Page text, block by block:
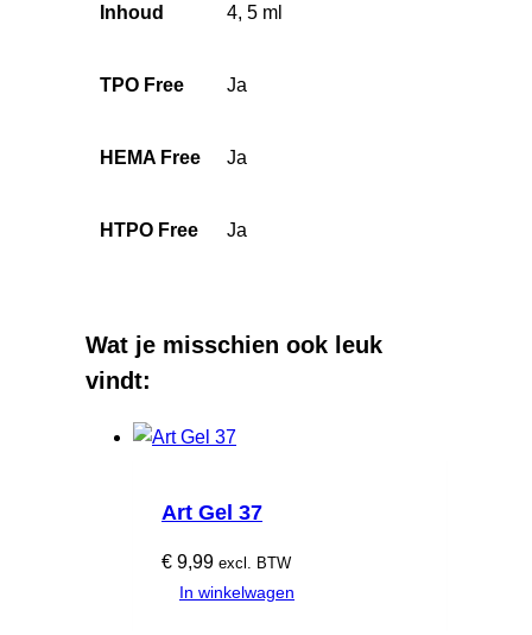
Inhoud 4, 5 ml
TPO Free Ja
HEMA Free Ja
HTPO Free Ja
Wat je misschien ook leuk
vindt:
Art Gel 37
€ 9,99 excl. BTW
In winkelwagen